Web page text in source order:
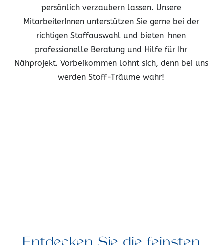
persönlich verzaubern lassen. Unsere
MitarbeiterInnen unterstützen Sie gerne bei der
richtigen Stoffauswahl und bieten Ihnen
professionelle Beratung und Hilfe für Ihr
Nähprojekt. Vorbeikommen lohnt sich, denn bei uns
werden Stoff-Träume wahr!